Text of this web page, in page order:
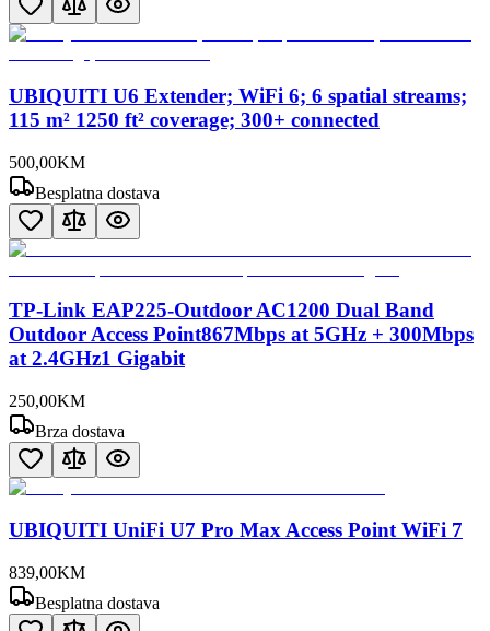
UBIQUITI U6 Extender; WiFi 6; 6 spatial streams;
115 m² 1250 ft² coverage; 300+ connected
500,00KM
Besplatna dostava
TP-Link EAP225-Outdoor AC1200 Dual Band
Outdoor Access Point867Mbps at 5GHz + 300Mbps
at 2.4GHz1 Gigabit
250,00KM
Brza dostava
UBIQUITI UniFi U7 Pro Max Access Point WiFi 7
839,00KM
Besplatna dostava